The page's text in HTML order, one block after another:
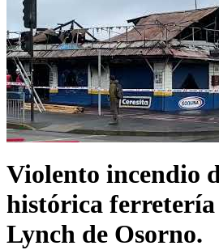
Violento incendio
histórica ferretería
Lynch de Osorno.